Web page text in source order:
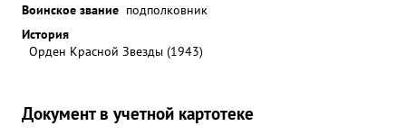
Воинское звание подполковник
История
Орден Красной Звезды (1943)
Документ в учетной картотеке